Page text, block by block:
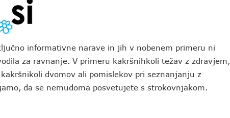
informativne narave in jih v nobenem primeru ni
za ravnanje. V primeru kakršnihkoli težav z zdravjem,
dvomov ali pomislekov pri seznanjanju z
da se nemudoma posvetujete s strokovnjakom.